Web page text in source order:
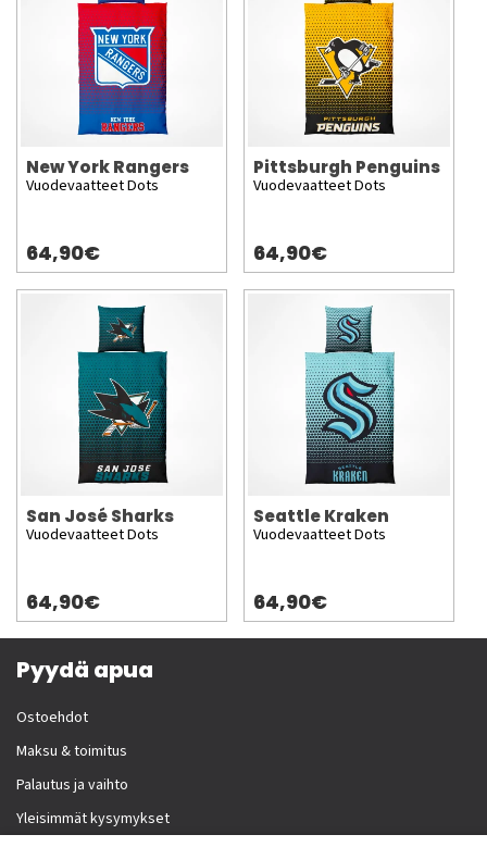
New York Rangers
Vuodevaatteet Dots
64,90€
Pittsburgh Penguins
Vuodevaatteet Dots
64,90€
San José Sharks
Vuodevaatteet Dots
64,90€
Seattle Kraken
Vuodevaatteet Dots
64,90€
Pyydä apua
Ostoehdot
Maksu & toimitus
Palautus ja vaihto
Yleisimmät kysymykset